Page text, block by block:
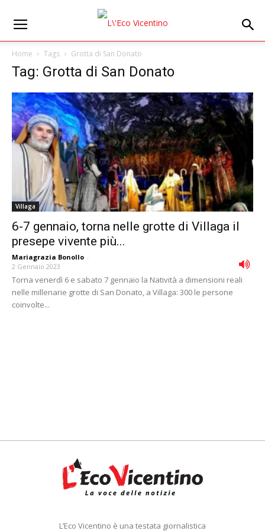
Home Tags Grotta di San Donato
Tag: Grotta di San Donato
Villaga
6-7 gennaio, torna nelle grotte di Villaga il
presepe vivente più...
Mariagrazia Bonollo -
2 Gennaio 2023
Torna venerdì 6 e sabato 7 gennaio la Natività a dimensioni reali
nelle millenarie grotte di San Donato, a Villaga: 300 le persone
coinvolte...
L’Eco Vicentino è una testata giornalistica